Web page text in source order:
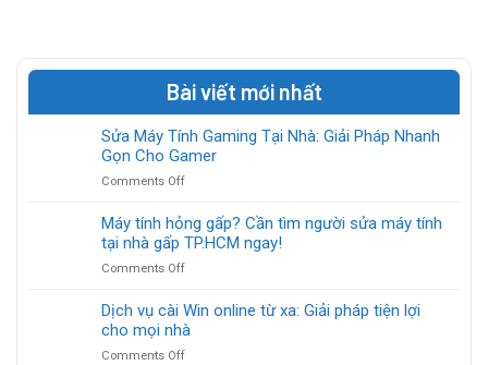
Bài viết mới nhất
Sửa Máy Tính Gaming Tại Nhà: Giải Pháp Nhanh
Gọn Cho Gamer
Comments Offon
Máy
Tính
Giải
Pháp
Nhanh
Máy tính hỏng gấp? Cần tìm người sửa máy tính
tại nhà gấp TP.HCM ngay!
Comments Offon
tính
hỏng
Dịch vụ cài Win online từ xa: Giải pháp tiện lợi
cho mọi nhà
Comments Offon